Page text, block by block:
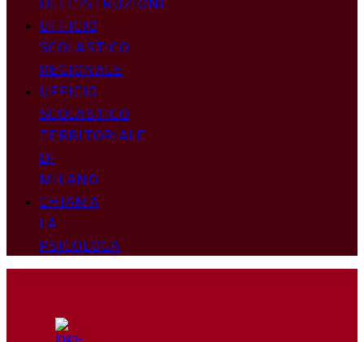
UFFICIO
SCOLASTICO
REGIONALE
UFFICIO
SCOLASTICO
TERRITORIALE
DI
MILANO
CHIAMA
LA
PSICOLOGA